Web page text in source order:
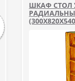
ШКАФ СТОЛ